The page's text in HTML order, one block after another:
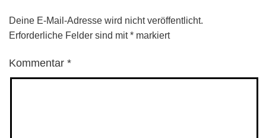
Deine E-Mail-Adresse wird nicht veröffentlicht.
Erforderliche Felder sind mit* markiert
Kommentar *